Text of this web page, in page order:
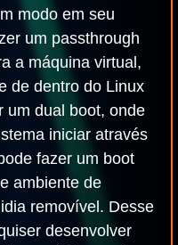
modo em seu
um passthrough
a máquina virtual,
de dentro do Linux
um dual boot, onde
iniciar através
fazer um boot
ambiente de
removível. Desse
desenvolver